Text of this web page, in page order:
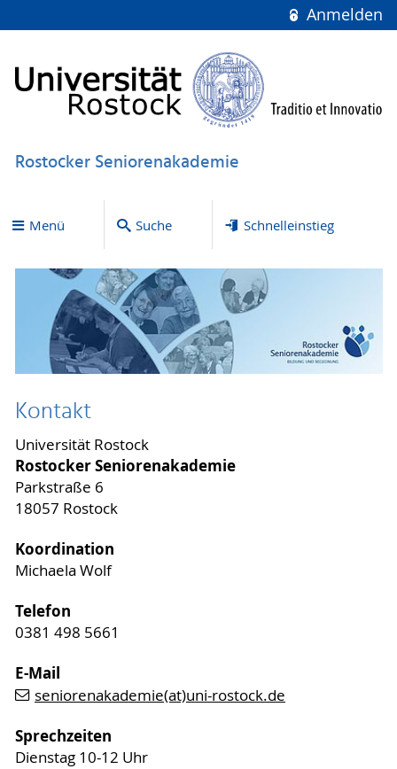
Anmelden
Rostocker Seniorenakademie
Menü Suche Schnelleinstieg
Kontakt
Universität Rostock
Rostocker Seniorenakademie
Parkstraße 6
18057 Rostock
Koordination
Michaela Wolf
Telefon
0381 498 5661
E-Mail
seniorenakademie(at)uni-rostock.de
Sprechzeiten
Dienstag 10-12 Uhr